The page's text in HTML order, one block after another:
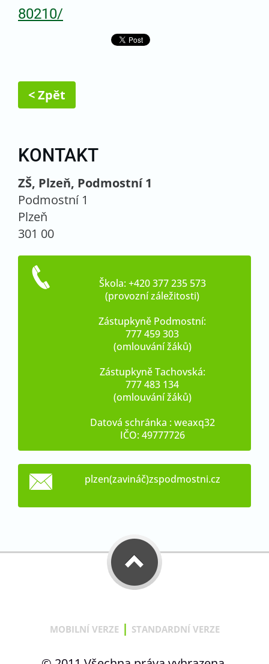
80210/
< Zpět
KONTAKT
ZŠ, Plzeň, Podmostní 1
Podmostní 1
Plzeň
301 00
Škola: +420 377 235 573
(provozní záležitosti)
Zástupkyně Podmostní:
777 459 303
(omlouvání žáků)
Zástupkyně Tachovská:
777 483 134
(omlouvání žáků)
Datová schránka : weaxq32
IČO: 49777726
plzen(zavináč)zspodmostni.cz
MOBILNÍ VERZE | STANDARDNÍ VERZE